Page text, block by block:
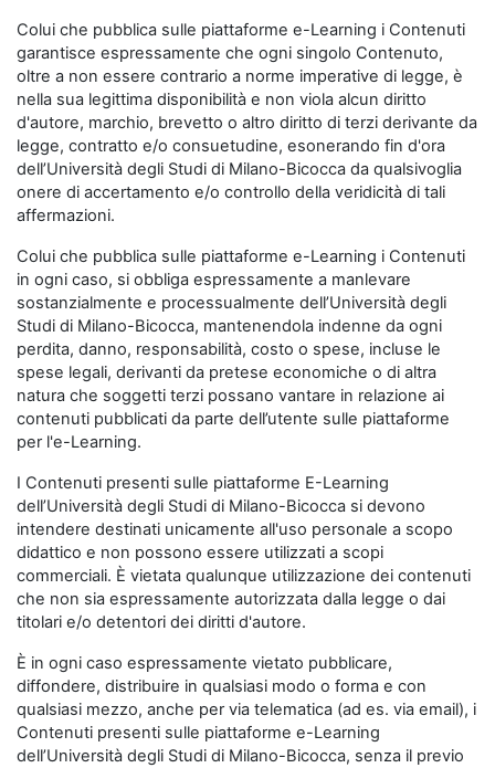
Colui che pubblica sulle piattaforme e-Learning i Contenuti
garantisce espressamente che ogni singolo Contenuto,
oltre a non essere contrario a norme imperative di legge, è
nella sua legittima disponibilità e non viola alcun diritto
d'autore, marchio, brevetto o altro diritto di terzi derivante da
legge, contratto e/o consuetudine, esonerando fin d'ora
dell’Università degli Studi di Milano-Bicocca da qualsivoglia
onere di accertamento e/o controllo della veridicità di tali
affermazioni.
Colui che pubblica sulle piattaforme e-Learning i Contenuti
in ogni caso, si obbliga espressamente a manlevare
sostanzialmente e processualmente dell’Università degli
Studi di Milano-Bicocca, mantenendola indenne da ogni
perdita, danno, responsabilità, costo o spese, incluse le
spese legali, derivanti da pretese economiche o di altra
natura che soggetti terzi possano vantare in relazione ai
contenuti pubblicati da parte dell’utente sulle piattaforme
per l'e-Learning.
I Contenuti presenti sulle piattaforme E-Learning
dell’Università degli Studi di Milano-Bicocca si devono
intendere destinati unicamente all'uso personale a scopo
didattico e non possono essere utilizzati a scopi
commerciali. È vietata qualunque utilizzazione dei contenuti
che non sia espressamente autorizzata dalla legge o dai
titolari e/o detentori dei diritti d'autore.
È in ogni caso espressamente vietato pubblicare,
diffondere, distribuire in qualsiasi modo o forma e con
qualsiasi mezzo, anche per via telematica (ad es. via email), i
Contenuti presenti sulle piattaforme e-Learning
dell’Università degli Studi di Milano-Bicocca, senza il previo